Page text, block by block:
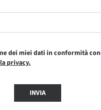
dei miei dati in conformità con
privacy.
INVIA